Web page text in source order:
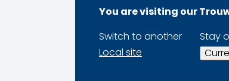
You are visiting our
Switch to another
Local site
Stay